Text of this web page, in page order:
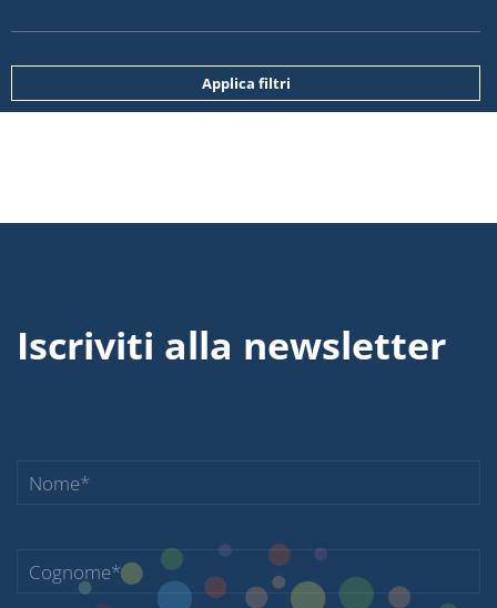
Applica filtri
Iscriviti alla newsletter